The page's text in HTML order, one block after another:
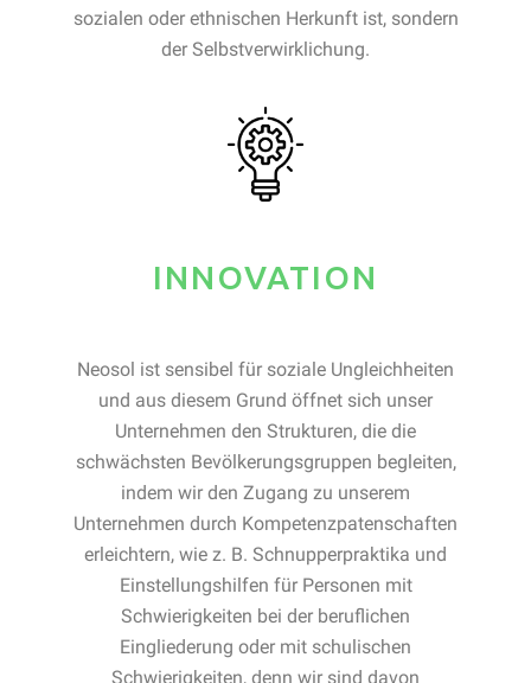
sozialen oder ethnischen Herkunft ist, sondern
der Selbstverwirklichung.
INNOVATION
Neosol ist sensibel für soziale Ungleichheiten
und aus diesem Grund öffnet sich unser
Unternehmen den Strukturen, die die
schwächsten Bevölkerungsgruppen begleiten,
indem wir den Zugang zu unserem
Unternehmen durch Kompetenzpatenschaften
erleichtern, wie z. B. Schnupperpraktika und
Einstellungshilfen für Personen mit
Schwierigkeiten bei der beruflichen
Eingliederung oder mit schulischen
Schwierigkeiten, denn wir sind davon